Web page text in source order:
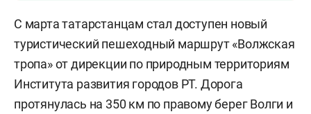
С марта татарстанцам стал доступен новый
туристический пешеходный маршрут «Волжская
тропа» от дирекции по природным территориям
Института развития городов РТ. Дорога
протянулась на 350 км по правому берег Волги и